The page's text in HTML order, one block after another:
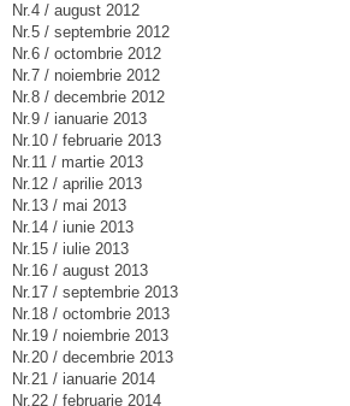
Nr.4 / august 2012
Nr.5 / septembrie 2012
Nr.6 / octombrie 2012
Nr.7 / noiembrie 2012
Nr.8 / decembrie 2012
Nr.9 / ianuarie 2013
Nr.10 / februarie 2013
Nr.11 / martie 2013
Nr.12 / aprilie 2013
Nr.13 / mai 2013
Nr.14 / iunie 2013
Nr.15 / iulie 2013
Nr.16 / august 2013
Nr.17 / septembrie 2013
Nr.18 / octombrie 2013
Nr.19 / noiembrie 2013
Nr.20 / decembrie 2013
Nr.21 / ianuarie 2014
Nr.22 / februarie 2014